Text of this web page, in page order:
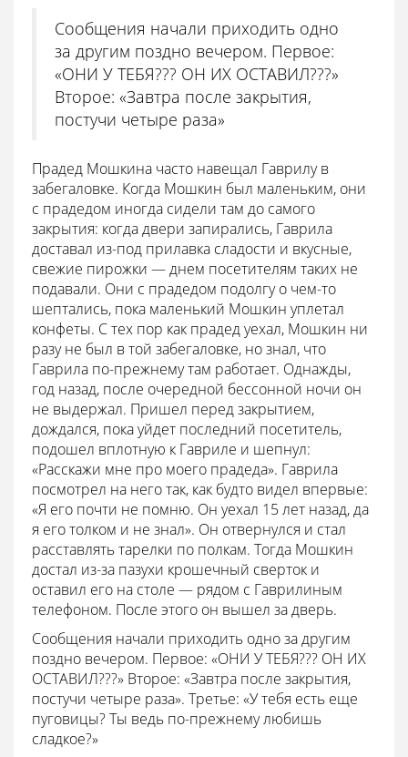
Сообщения начали приходить одно
за другим поздно вечером. Первое:
«ОНИ У ТЕБЯ??? ОН ИХ ОСТАВИЛ???»
Второе: «Завтра после закрытия,
постучи четыре раза»
Прадед Мошкина часто навещал Гаврилу в
забегаловке. Когда Мошкин был маленьким, они
с прадедом иногда сидели там до самого
закрытия: когда двери запирались, Гаврила
доставал из-под прилавка сладости и вкусные,
свежие пирожки — днем посетителям таких не
подавали. Они с прадедом подолгу о чем-то
шептались, пока маленький Мошкин уплетал
конфеты. С тех пор как прадед уехал, Мошкин ни
разу не был в той забегаловке, но знал, что
Гаврила по-прежнему там работает. Однажды,
год назад, после очередной бессонной ночи он
не выдержал. Пришел перед закрытием,
дождался, пока уйдет последний посетитель,
подошел вплотную к Гавриле и шепнул:
«Расскажи мне про моего прадеда». Гаврила
посмотрел на него так, как будто видел впервые:
«Я его почти не помню. Он уехал 15 лет назад, да
я его толком и не знал». Он отвернулся и стал
расставлять тарелки по полкам. Тогда Мошкин
достал из-за пазухи крошечный сверток и
оставил его на столе — рядом с Гаврилиным
телефоном. После этого он вышел за дверь.
Сообщения начали приходить одно за другим
поздно вечером. Первое: «ОНИ У ТЕБЯ??? ОН ИХ
ОСТАВИЛ???» Второе: «Завтра после закрытия,
постучи четыре раза». Третье: «У тебя есть еще
пуговицы? Ты ведь по-прежнему любишь
сладкое?»